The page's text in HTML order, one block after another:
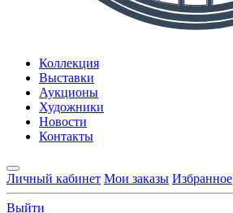
Коллекция
Выставки
Аукционы
Художники
Новости
Контакты
Личный кабинет Мои заказы Избранное
Выйти